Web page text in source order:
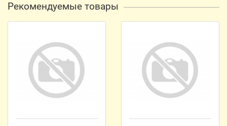
Рекомендуемые товары